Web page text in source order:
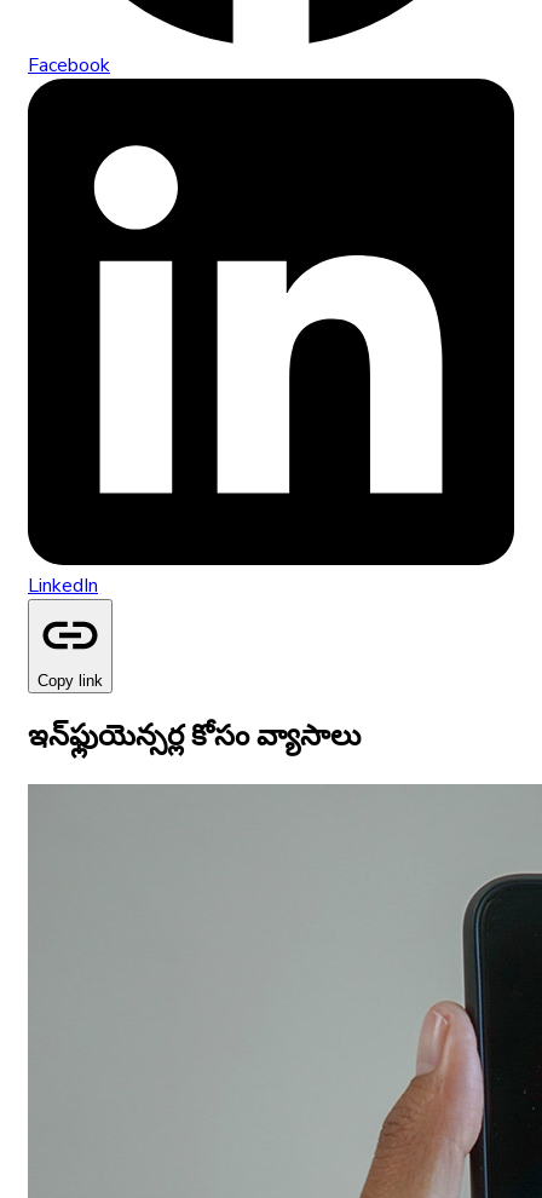
Facebook
LinkedIn
Copy link
ఇన్‌ఫ్లుయెన్సర్ల కోసం వ్యాసాలు